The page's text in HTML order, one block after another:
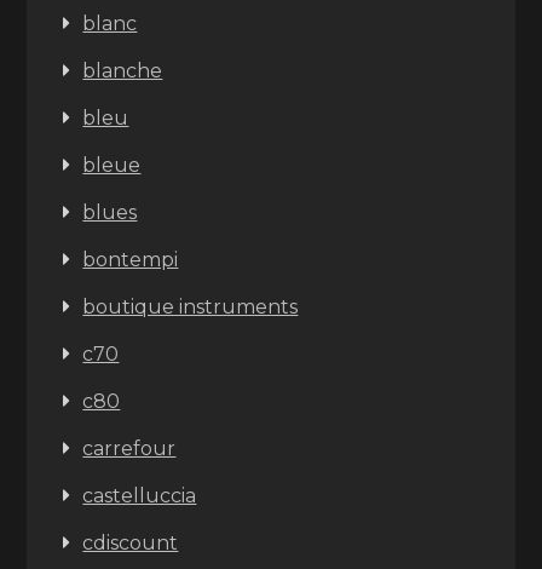
blanc
blanche
bleu
bleue
blues
bontempi
boutique instruments
c70
c80
carrefour
castelluccia
cdiscount